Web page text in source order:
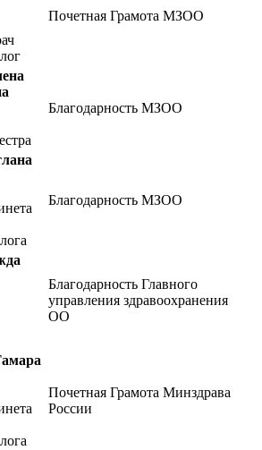
Почетная Грамота МЗОО
Благодарность МЗОО
Благодарность МЗОО
Благодарность Главного
управления здравоохранения
ОО
Почетная Грамота Минздрава
России